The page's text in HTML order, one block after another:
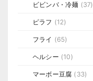
ビビンバ・冷麺 (37)
ピラフ (12)
フライ (65)
ヘルシー (10)
マーボー豆腐 (33)